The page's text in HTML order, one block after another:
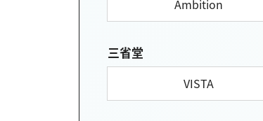
Ambition
三省堂
VISTA